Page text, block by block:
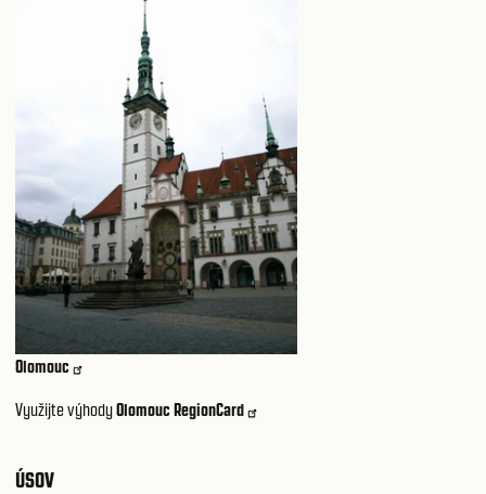
Olomouc
Využijte výhodyOlomouc RegionCard
ÚSOV